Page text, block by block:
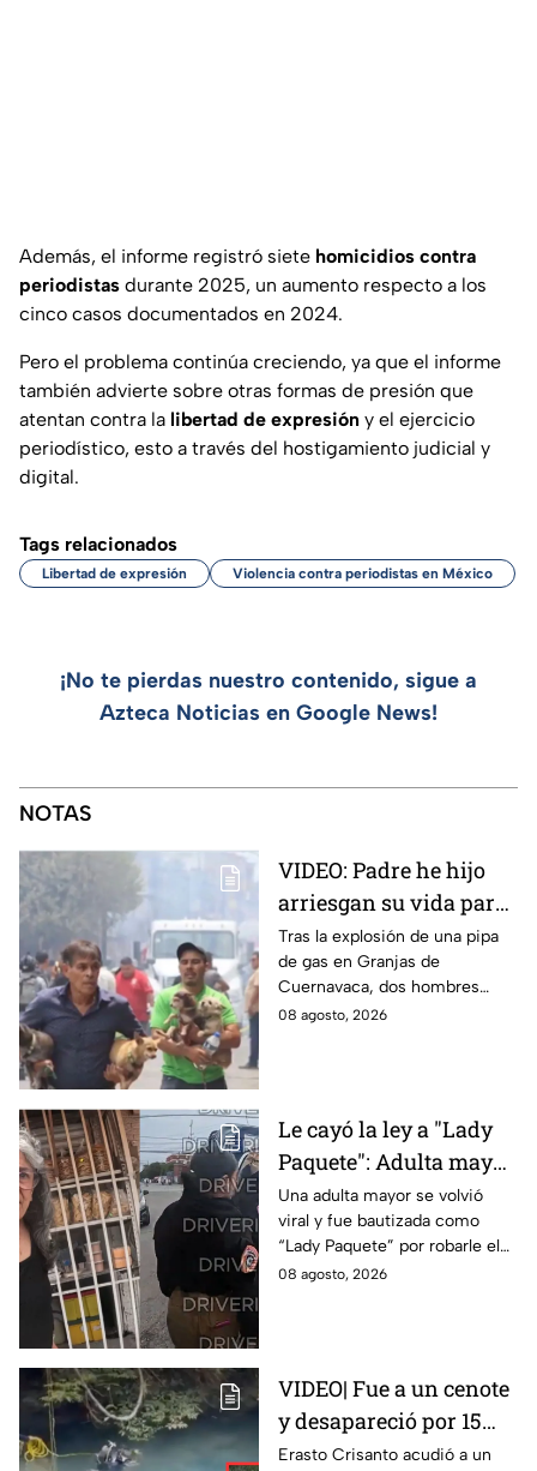
Además, el informe registró siete homicidios contra
periodistas durante 2025, un aumento respecto a los
cinco casos documentados en 2024.
Pero el problema continúa creciendo, ya que el informe
también advierte sobre otras formas de presión que
atentan contra la libertad de expresión y el ejercicio
periodístico, esto a través del hostigamiento judicial y
digital.
Tags relacionados
Libertad de expresión Violencia contra periodistas en México
¡No te pierdas nuestro contenido, sigue a
Azteca Noticias en Google News!
NOTAS
VIDEO: Padre he hijo
arriesgan su vida para
rescatar a sus perritos
tras la explosión de
pipa de gas en
Cuernavaca
Tras la explosión de una pipa
de gas en Granjas de
Cuernavaca, dos hombres
arriesgaron su vida para volver
08 agosto, 2026
Le cayó la ley a "Lady
Paquete": Adulta mayor
le roba celular a
repartidor y la policía
va por ella a su casa
Una adulta mayor se volvió
viral y fue bautizada como
“Lady Paquete” por robarle el
celular a un repartidor en
08 agosto, 2026
VIDEO| Fue a un cenote
y desapareció por 15
días; así encontraron al
Erasto Crisanto acudió a un